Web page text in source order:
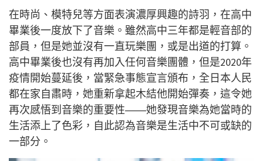
在時尚、模特兒等方面表演濃厚興趣的詩羽，在高中
畢業後一度放下了音樂。雖然高中三年都是輕音部的
部員，但是她並沒有一直玩樂團，或是出道的打算。
高中畢業後也沒有再加入任何音樂團體，但是2020年
疫情開始蔓延後，當緊急事態宣言頒布，全日本人民
都在家自肅時，她重新拿起木結他開始彈奏，這令她
再次感悟到音樂的重要性――她發現音樂為她當時的
生活添上了色彩，自此認為音樂是生活中不可或缺的
一部分。